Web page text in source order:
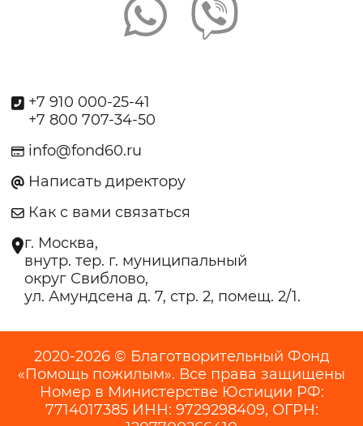
+7 910 000-25-41
+7 800 707-34-50
info@fond60.ru
Написать директору
Как с вами связаться
г. Москва,
внутр. тер. г. муниципальный
округ Свиблово,
ул. Амундсена д. 7, стр. 2, помещ. 2/1.
2020-2026 © Благотворительный Фонд
«Помощь пожилым». Все права защищены
Номер в Министерстве Юстиции РФ:
7714017385 ИНН: 9729298409, ОГРН: